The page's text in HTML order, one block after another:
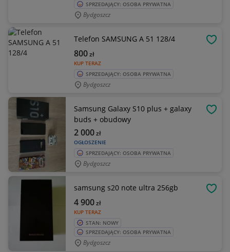
SPRZEDAJĄCY: OSOBA PRYWATNA
Bydgoszcz
Telefon SAMSUNG A 51 128/4
KUP TERAZ
800zł
SPRZEDAJĄCY: OSOBA PRYWATNA
Bydgoszcz
Samsung Galaxy S10 plus + galaxy
buds + obudowy
OGŁOSZENIE
2 000zł
SPRZEDAJĄCY: OSOBA PRYWATNA
Bydgoszcz
samsung s20 note ultra 256gb
KUP TERAZ
4 900zł
STAN: NOWY
SPRZEDAJĄCY: OSOBA PRYWATNA
Bydgoszcz